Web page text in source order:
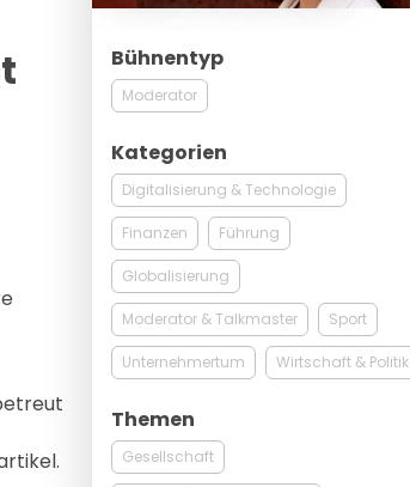
Bühnentyp
Moderator
Kategorien
Digitalisierung & Technologie
Finanzen Führung
Globalisierung
Moderator & Talkmaster Sport
Unternehmertum Wirtschaft & Politik
Themen
Gesellschaft